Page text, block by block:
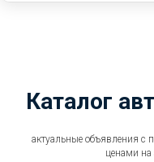
Каталог
актуальные объявления
ценами